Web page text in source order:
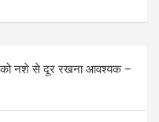
नशे से दूर रखना आवश्यक –